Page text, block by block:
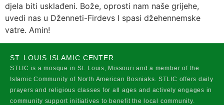
djela biti usklađeni. Bože, oprosti nam naše grijehe,
uvedi nas u Dženneti-Firdevs I spasi džehennemske
vatre. Amin!
ST. LOUIS ISLAMIC CENTER
STLIC is a mosque in St. Louis, Missouri and a member of the
Islamic Community of North American Bosniaks. STLIC offers daily
prayers and religious classes for all ages and actively engages in
community support initiatives to benefit the local community.